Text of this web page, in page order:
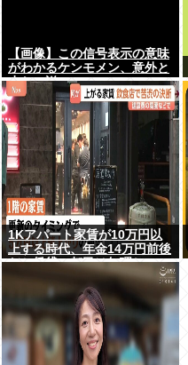
【画像】この信号表示の意味
がわかるケンモメン、意外と
少ない説
1Kアパート家賃が10万円以
上する時代、年金14万円前後
だと賃貸の都民は無理じゃ
ね？ 運転免許もなく移住も無
理じゃね？